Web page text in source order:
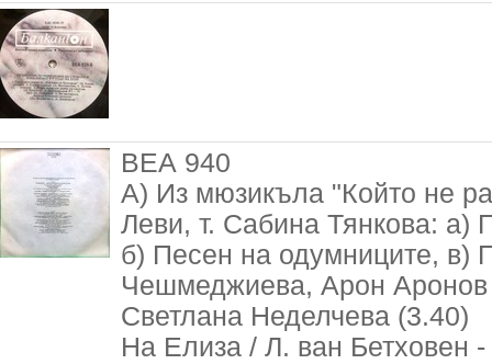
ВЕА 940
А) Из мюзикъла "Който не
Леви, т. Сабина Тянкова: а)
б) Песен на одумниците, в)
Чешмеджиева, Арон Аронов
Светлана Неделчева (3.40)
На Елиза / Л. ван Бетховен